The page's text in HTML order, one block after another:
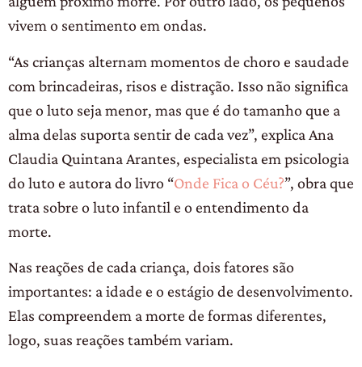
vivem o sentimento em ondas.
“As crianças alternam momentos de choro e saudade
com brincadeiras, risos e distração. Isso não significa
que o luto seja menor, mas que é do tamanho que a
alma delas suporta sentir de cada vez”, explica Ana
Claudia Quintana Arantes, especialista em psicologia
do luto e autora do livro “Onde Fica o Céu?”, obra que
trata sobre o luto infantil e o entendimento da
morte.
Nas reações de cada criança, dois fatores são
importantes: a idade e o estágio de desenvolvimento.
Elas compreendem a morte de formas diferentes,
logo, suas reações também variam.